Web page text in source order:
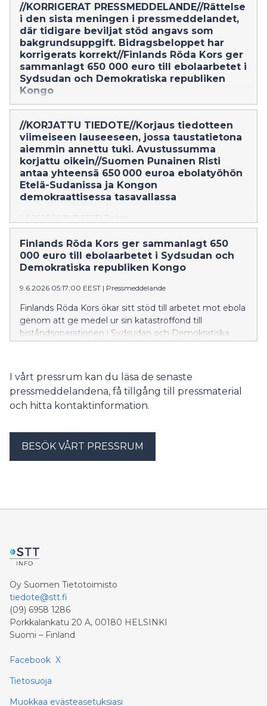
//KORRIGERAT PRESSMEDDELANDE//Rättelse
i den sista meningen i pressmeddelandet,
där tidigare beviljat stöd angavs som
bakgrundsuppgift. Bidragsbeloppet har
korrigerats korrekt//Finlands Röda Kors ger
sammanlagt 650 000 euro till ebolaarbetet i
Sydsudan och Demokratiska republiken
Kongo
9.6.2026 09:39:13 EEST|Pressmeddelande
Finlands Röda Kors ökar sitt stöd till arbetet mot ebola
genom att ge medel ur sin katastroffond till
biståndsoperationen i Sydsudan och Demokratiska
republiken Kongo. Röda Korsets lokala frivilliga är i sina
lokalsamhällen viktiga informationsförmedlare i en
situation där epidemin som sprider sig väcker rädsla
//KORJATTU TIEDOTE//Korjaus tiedotteen
viimeiseen lauseeseen, jossa taustatietona
aiemmin annettu tuki. Avustussumma
korjattu oikein//Suomen Punainen Risti
antaa yhteensä 650 000 euroa ebolatyöhön
Etelä-Sudanissa ja Kongon
demokraattisessa tasavallassa
9.6.2026 09:39:13 EEST | Tiedote
Suomen Punainen Risti lisää tukeaan ebolan
vastaiseen työhön antamalla katastrofirahastostaan
varoja avustusoperaatioon Etelä-Sudanissa ja Kongon
demokraattisessa tasavallassa. Paikalliset Punaisen
Ristin vapaaehtoiset ovat omissa yhteisöissään
epidemia herättää pelkoja ja huolta.
Finlands Röda Kors ger sammanlagt 650
000 euro till ebolaarbetet i Sydsudan och
Demokratiska republiken Kongo
9.6.2026 05:17:00 EEST | Pressmeddelande
Finlands Röda Kors ökar sitt stöd till arbetet mot ebola
genom att ge medel ur sin katastroffond till
biståndsoperationen i Sydsudan och Demokratiska
situation där epidemin som sprider sig väcker rädsla
och oro.
I vårt pressrum kan du läsa de senaste
pressmeddelandena, få tillgång till pressmaterial
och hitta kontaktinformation.
BESÖK VÅRT PRESSRUM
Oy Suomen Tietotoimisto
tiedote@stt.fi
(09) 6958 1286
Porkkalankatu 20 A, 00180 HELSINKI
Suomi – Finland
Facebook X
Tietosuoja
Muokkaa evästeasetuksiasi